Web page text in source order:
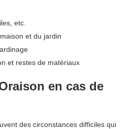
etc.
et du jardin
et restes de matériaux
en cas de
des circonstances difficiles qui